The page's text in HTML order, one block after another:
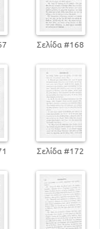
Σελίδα #168
Σελίδα #172